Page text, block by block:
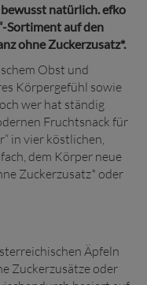
natürlich. efko
Sortiment auf den
ohne Zuckerzusatz*.
Obst und
Körpergefühl sowie
wer hat ständig
Fruchtsnack für
in vier köstlichen,
dem Körper neue
Zuckerzusatz* oder
Äpfeln
Zuckerzusätze oder